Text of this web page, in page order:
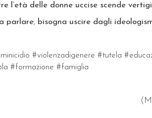
l’età delle donne uccise scende
parlare, bisogna uscire dagli
#violenzadigenere #tutela
#formazione #famiglia